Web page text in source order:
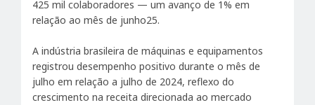
425 mil colaboradores — um avanço de 1% em
relação ao mês de junho25.
A indústria brasileira de máquinas e equipamentos
registrou desempenho positivo durante o mês de
julho em relação a julho de 2024, reflexo do
crescimento na receita direcionada ao mercado